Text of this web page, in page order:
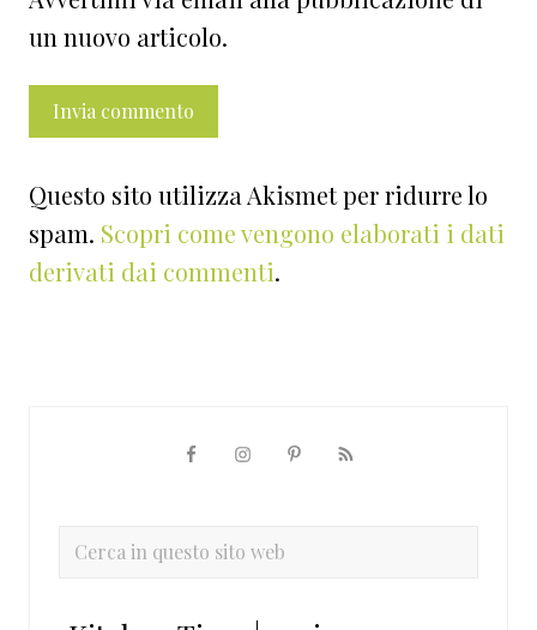
un nuovo articolo.
Questo sito utilizza Akismet per ridurre lo
spam. Scopri come vengono elaborati i dati
derivati dai commenti.
primaria
Cerca